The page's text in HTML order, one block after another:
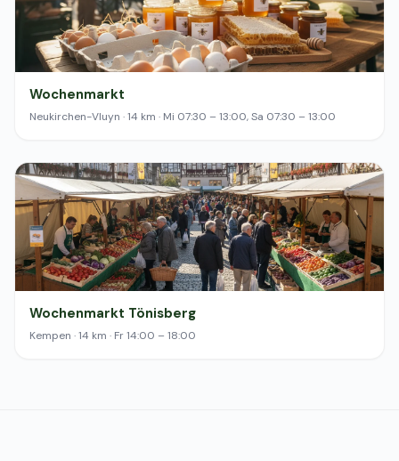
Wochenmarkt
Neukirchen-Vluyn · 14 km · Mi 07:30 – 13:00, Sa 07:30 – 13:00
Wochenmarkt Tönisberg
Kempen · 14 km · Fr 14:00 – 18:00